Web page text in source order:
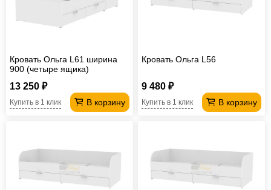
Кровать Ольга L61 ширина
900 (четыре ящика)
13 250 ₽
В корзину
Купить в 1 клик
Кровать Ольга L56
9 480 ₽
В корзину
Купить в 1 клик